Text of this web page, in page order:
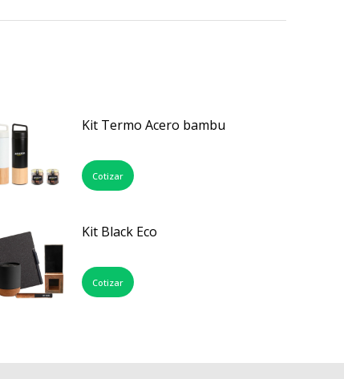
Kit Termo Acero bambu
Cotizar
Kit Black Eco
Cotizar